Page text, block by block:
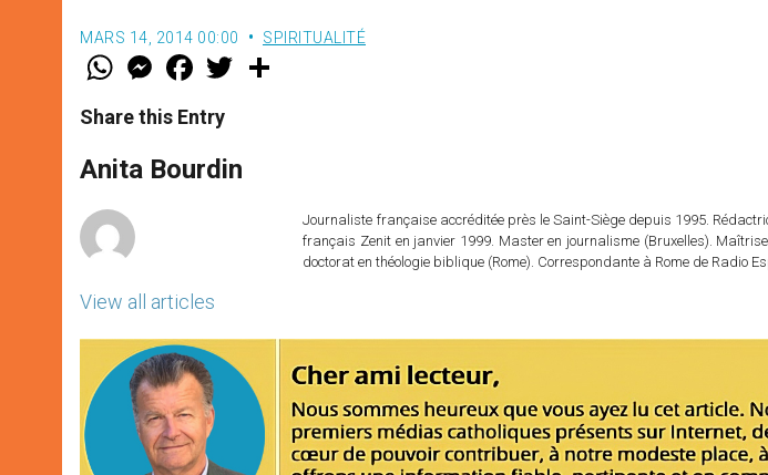
MARS 14, 2014 00:00 SPIRITUALITÉ
W
t
s
p
p
M
e
s
e
g
e
F
a
e
b
o
k
w
r
Share this Entry
Anita Bourdin
View all articles
Journaliste française accréditée près le Saint-Siège depuis 1995.
français Zenit en janvier 1999. Master en journalisme (Bruxelles).
doctorat en théologie biblique (Rome). Correspondante à Rome de Radio